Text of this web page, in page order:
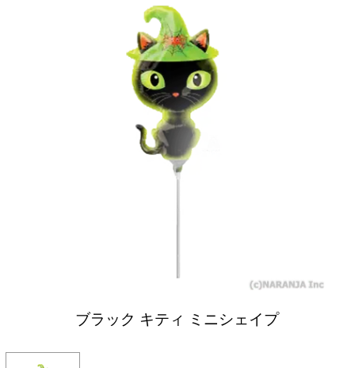
ブラック キティ ミニシェイプ